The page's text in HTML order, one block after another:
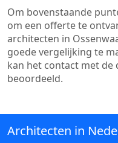
Om bovenstaande
om een offerte te
architecten in
goede vergelijking te
kan het contact met
beoordeeld.
Architecten in